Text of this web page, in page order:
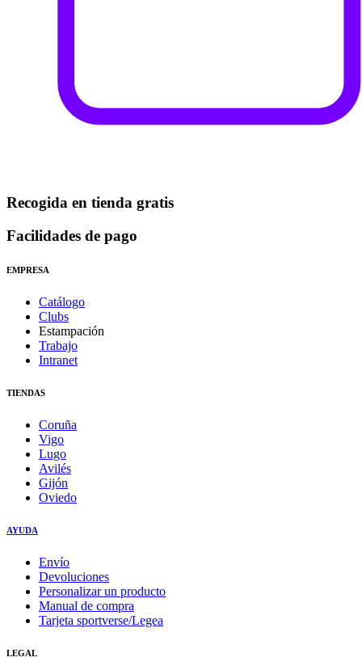
Recogida en tienda gratis
Facilidades de pago
EMPRESA
Catálogo
Clubs
Estampación
Trabajo
Intranet
TIENDAS
Coruña
Vigo
Lugo
Avilés
Gijón
Oviedo
AYUDA
Envío
Devoluciones
Personalizar un producto
Manual de compra
Tarjeta sportverse/Legea
LEGAL